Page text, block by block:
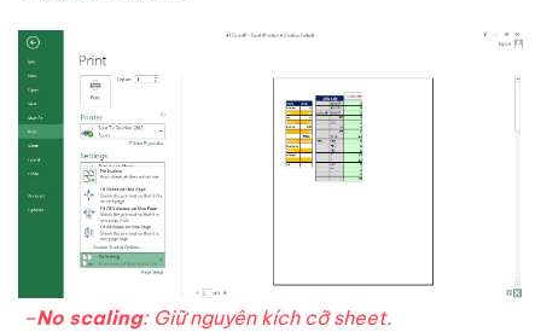
–No scaling: Giữ nguyên kích cỡ sheet.